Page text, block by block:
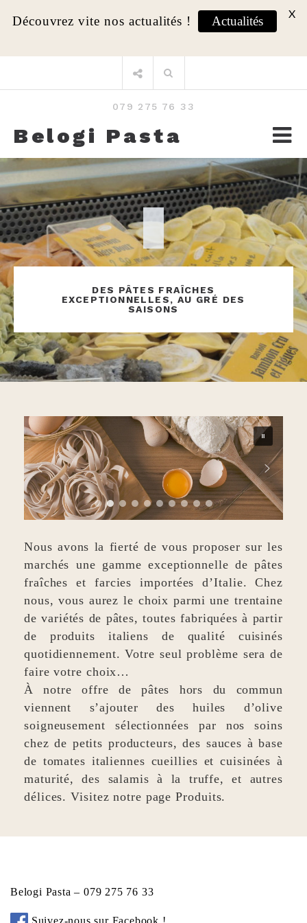
079 275 76 33
Belogi Pasta
DES PÂTES FRAÎCHES
EXCEPTIONNELLES, AU GRÉ DES
SAISONS
Nous avons la fierté de vous proposer sur les
marchés une gamme exceptionnelle de pâtes
fraîches et farcies importées d’Italie. Chez
nous, vous aurez le choix parmi une trentaine
de variétés de pâtes, toutes fabriquées à partir
de produits italiens de qualité cuisinés
quotidiennement. Votre seul problème sera de
faire votre choix…
À notre offre de pâtes hors du commun
viennent s’ajouter des huiles d’olive
soigneusement sélectionnées par nos soins
chez de petits producteurs, des sauces à base
de tomates italiennes cueillies et cuisinées à
maturité, des salamis à la truffe, et autres
délices. Visitez notre pageProduits.
Belogi Pasta – 079 275 76 33
Suivez-nous sur Facebook !
Découvrez vite nos actualités ! Actualités
X